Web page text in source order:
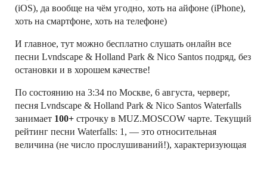
(iOS), да вообще на чём угодно, хоть на айфоне (iPhone),
хоть на смартфоне, хоть на телефоне)
И главное, тут можно бесплатно слушать онлайн все
песни Lvndscape & Holland Park & Nico Santos подряд, без
остановки и в хорошем качестве!
По состоянию на 3:34 по Москве, 6 августа, черверг,
песня Lvndscape & Holland Park & Nico Santos Waterfalls
занимает 100+ строчку в MUZ.MOSCOW чарте. Текущий
рейтинг песни Waterfalls: 1, — это относительная
величина (не число прослушиваний!), характеризующая